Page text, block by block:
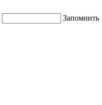
Запомнить